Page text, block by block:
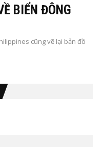
BIỂN ĐÔNG
cũng vẽ lại bản đồ